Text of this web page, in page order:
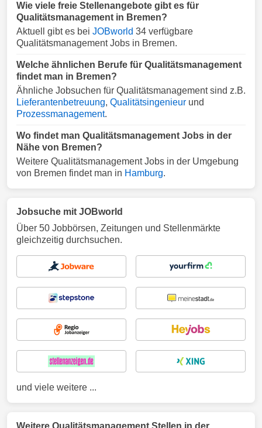
Wie viele freie Stellenangebote gibt es für
Qualitätsmanagement in Bremen?
Aktuell gibt es bei JOBworld 34 verfügbare
Qualitätsmanagement Jobs in Bremen.
Welche ähnlichen Berufe für Qualitätsmanagement
findet man in Bremen?
Ähnliche Jobsuchen für Qualitätsmanagement sind z.B.
Lieferantenbetreuung, Qualitätsingenieur und
Prozessmanagement.
Wo findet man Qualitätsmanagement Jobs in der
Nähe von Bremen?
Weitere Qualitätsmanagement Jobs in der Umgebung
von Bremen findet man in Hamburg.
Jobsuche mit JOBworld
Über 50 Jobbörsen, Zeitungen und Stellenmärkte
gleichzeitig durchsuchen.
und viele weitere ...
Weitere Qualitätsmanagement Stellen in der